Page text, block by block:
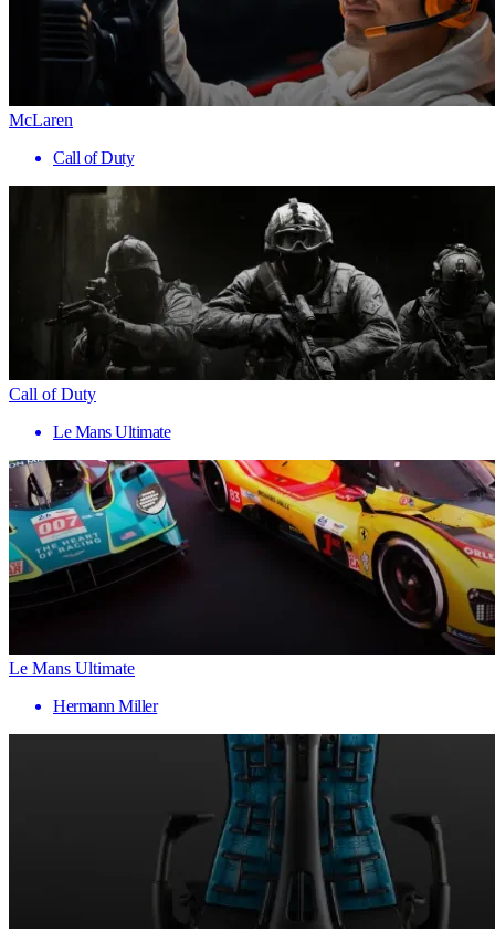
McLaren
Call of Duty
Call of Duty
Le Mans Ultimate
Le Mans Ultimate
Hermann Miller